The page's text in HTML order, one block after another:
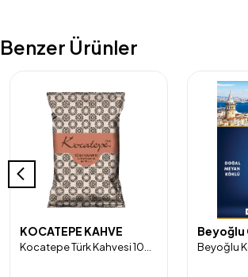
Benzer Ürünler
KOCATEPE KAHVE Beyoğlu